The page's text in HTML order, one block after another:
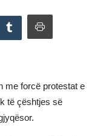
me forcë protestat e
të çështjes së